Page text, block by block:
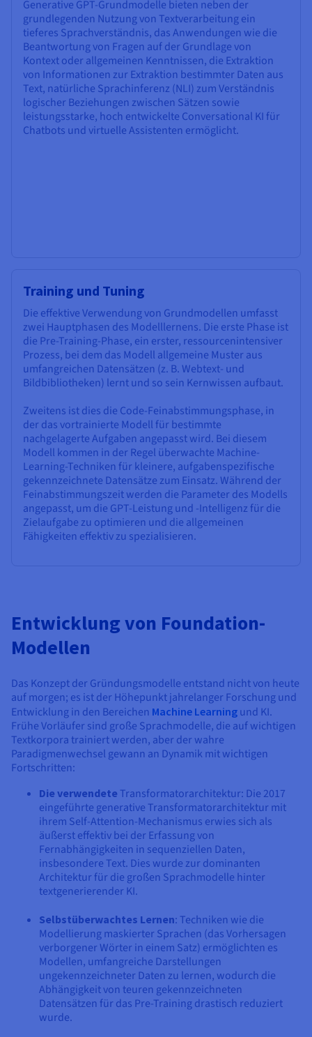
Generative GPT-Grundmodelle bieten neben der
grundlegenden Nutzung von Textverarbeitung ein
tieferes Sprachverständnis, das Anwendungen wie die
Beantwortung von Fragen auf der Grundlage von
Kontext oder allgemeinen Kenntnissen, die Extraktion
von Informationen zur Extraktion bestimmter Daten aus
Text, natürliche Sprachinferenz (NLI) zum Verständnis
logischer Beziehungen zwischen Sätzen sowie
leistungsstarke, hoch entwickelte Conversational KI für
Chatbots und virtuelle Assistenten ermöglicht.
Training und Tuning
Die effektive Verwendung von Grundmodellen umfasst
zwei Hauptphasen des Modelllernens. Die erste Phase ist
die Pre-Training-Phase, ein erster, ressourcenintensiver
Prozess, bei dem das Modell allgemeine Muster aus
umfangreichen Datensätzen (z. B. Webtext- und
Bildbibliotheken) lernt und so sein Kernwissen aufbaut.
Zweitens ist dies die Code-Feinabstimmungsphase, in
der das vortrainierte Modell für bestimmte
nachgelagerte Aufgaben angepasst wird. Bei diesem
Modell kommen in der Regel überwachte Machine-
Learning-Techniken für kleinere, aufgabenspezifische
gekennzeichnete Datensätze zum Einsatz. Während der
Feinabstimmungszeit werden die Parameter des Modells
angepasst, um die GPT-Leistung und -Intelligenz für die
Zielaufgabe zu optimieren und die allgemeinen
Fähigkeiten effektiv zu spezialisieren.
Entwicklung von Foundation-
Modellen
Das Konzept der Gründungsmodelle entstand nicht von heute
auf morgen; es ist der Höhepunkt jahrelanger Forschung und
Entwicklung in den Bereichen Machine Learning und KI.
Frühe Vorläufer sind große Sprachmodelle, die auf wichtigen
Textkorpora trainiert werden, aber der wahre
Paradigmenwechsel gewann an Dynamik mit wichtigen
Fortschritten:
Die verwendete Transformatorarchitektur: Die 2017
eingeführte generative Transformatorarchitektur mit
ihrem Self-Attention-Mechanismus erwies sich als
äußerst effektiv bei der Erfassung von
Fernabhängigkeiten in sequenziellen Daten,
insbesondere Text. Dies wurde zur dominanten
Architektur für die großen Sprachmodelle hinter
textgenerierender KI.
Selbstüberwachtes Lernen: Techniken wie die
Modellierung maskierter Sprachen (das Vorhersagen
verborgener Wörter in einem Satz) ermöglichten es
Modellen, umfangreiche Darstellungen
ungekennzeichneter Daten zu lernen, wodurch die
Abhängigkeit von teuren gekennzeichneten
Datensätzen für das Pre-Training drastisch reduziert
wurde.